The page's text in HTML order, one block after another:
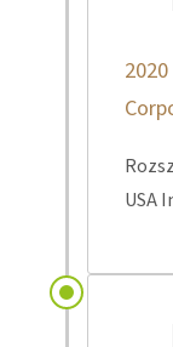
USA